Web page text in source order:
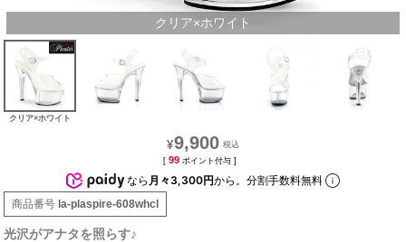
クリア×ホワイト
クリア×ホワイト
¥9,900
[ 99 ポイント付与 ]
なら 月々3,300円から。分割手数料無料
商品番号 la-plaspire-608whcl
光沢がアナタを照らす♪